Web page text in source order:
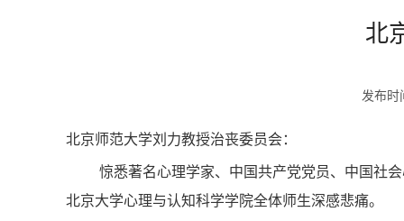
北
发布
北京师范大学刘力教授治丧委员会：
惊悉著名心理学家、中国共产党党员、中国社
北京大学心理与认知科学学院全体师生深感悲痛。